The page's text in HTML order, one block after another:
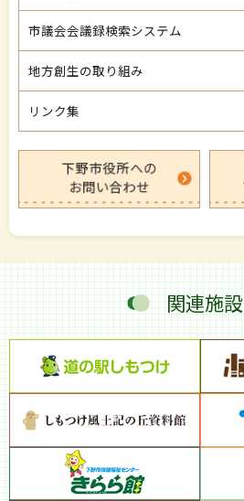
市議会会議録検索システム
地方創生の取り組み
リンク集
関連施設